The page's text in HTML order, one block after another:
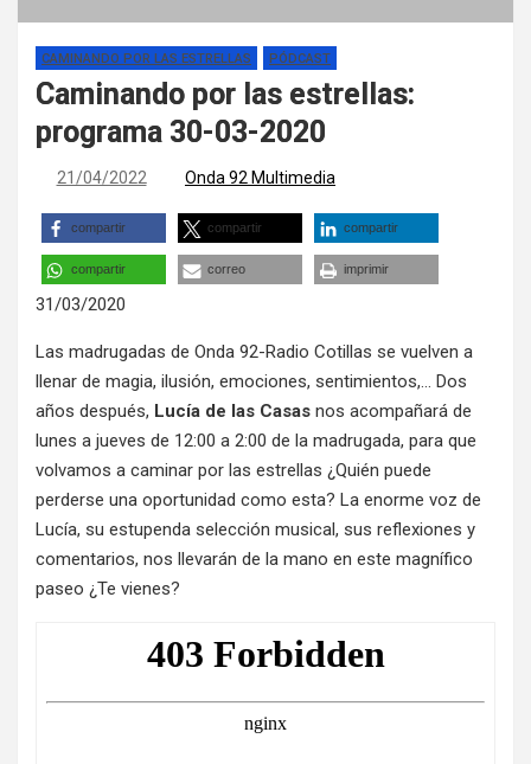
CAMINANDO POR LAS ESTRELLAS PÓDCAST
Caminando por las estrellas:
programa 30-03-2020
21/04/2022 Onda 92 Multimedia
compartir compartir compartir
compartir correo imprimir
31/03/2020
Las madrugadas de Onda 92-Radio Cotillas se vuelven a
llenar de magia, ilusión, emociones, sentimientos,… Dos
años después, Lucía de las Casas nos acompañará de
lunes a jueves de 12:00 a 2:00 de la madrugada, para que
volvamos a caminar por las estrellas ¿Quién puede
perderse una oportunidad como esta? La enorme voz de
Lucía, su estupenda selección musical, sus reflexiones y
comentarios, nos llevarán de la mano en este magnífico
paseo ¿Te vienes?